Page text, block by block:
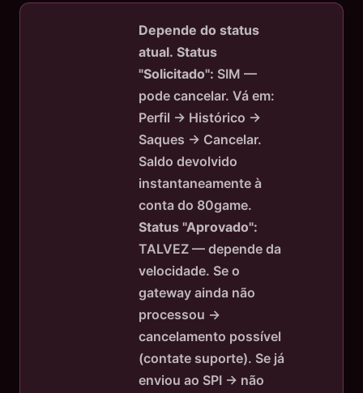
Depende do status
atual. Status
"Solicitado": SIM —
pode cancelar. Vá em:
Perfil → Histórico →
Saques → Cancelar.
Saldo devolvido
instantaneamente à
conta do 80game.
Status "Aprovado":
TALVEZ — depende da
velocidade. Se o
gateway ainda não
processou →
cancelamento possível
(contate suporte). Se já
enviou ao SPI → não